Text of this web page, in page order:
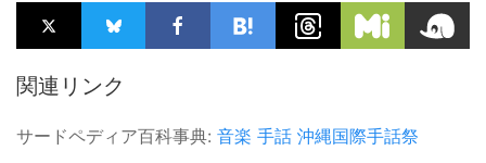
関連リンク
サードペディア百科事典: 音楽 手話 沖縄国際手話祭